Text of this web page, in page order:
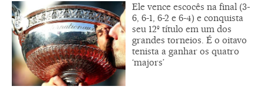
Ele vence escocês na final (3-
6, 6-1, 6-2 e 6-4) e conquista
seu 12º título em um dos
grandes torneios. É o oitavo
tenista a ganhar os quatro
‘majors’